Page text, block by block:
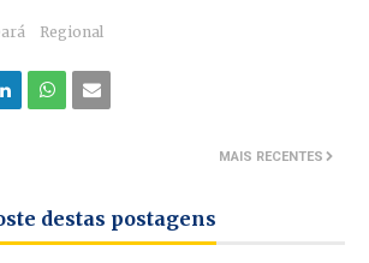
Regional
MAIS RECENTES
destas postagens